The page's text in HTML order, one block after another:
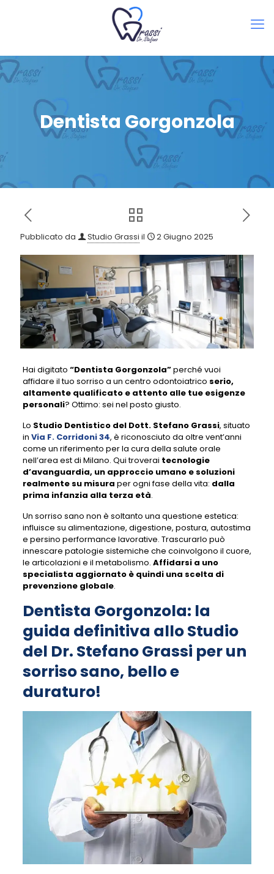
Dentista Gorgonzola
Pubblicato da Studio Grassi il 2 Giugno 2025
Hai digitato “Dentista Gorgonzola”perché vuoi
affidare il tuo sorriso a un centro odontoiatrico serio,
altamente qualificato e attento alle tue esigenze
personali? Ottimo: sei nel posto giusto.
Lo Studio Dentistico del Dott. Stefano Grassi, situato
in Via F. Corridoni 34, è riconosciuto da oltre vent’anni
come un riferimento per la cura della salute orale
nell’area est di Milano. Qui troverai tecnologie
d’avanguardia, un approccio umano e soluzioni
realmente su misura per ogni fase della vita: dalla
prima infanzia alla terza età.
Un sorriso sano non è soltanto una questione estetica:
influisce su alimentazione, digestione, postura, autostima
e persino performance lavorative. Trascurarlo può
innescare patologie sistemiche che coinvolgono il cuore,
le articolazioni e il metabolismo. Affidarsi a uno
specialista aggiornato è quindi una scelta di
prevenzione globale.
Dentista Gorgonzola: la
guida definitiva allo Studio
del Dr. Stefano Grassi per un
sorriso sano, bello e
duraturo!